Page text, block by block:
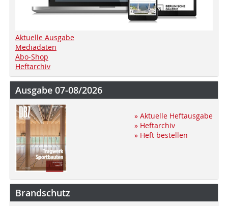
Aktuelle Ausgabe
Mediadaten
Abo-Shop
Heftarchiv
Ausgabe 07-08/2026
» Aktuelle Heftausgabe
» Heftarchiv
» Heft bestellen
Brandschutz